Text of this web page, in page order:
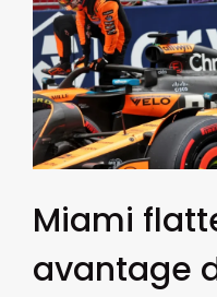
Miami
avantage